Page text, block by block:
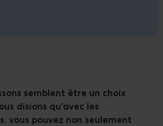
semblent être un choix
disions qu'avec les
vous pouvez non seulement